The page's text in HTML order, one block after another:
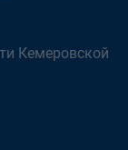
Кемеровской